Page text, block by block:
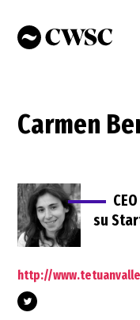
contenido
Carmen
su
http://